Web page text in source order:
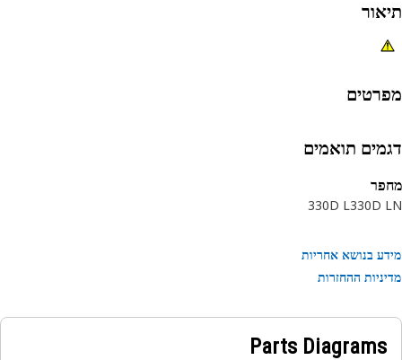
תואמים
330D
330D L
בנושא אחריות
ההחזרות
Parts Diagrams